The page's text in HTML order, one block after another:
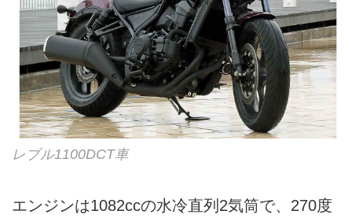
レブル1100DCT車
エンジンは1082ccの水冷直列2気筒で、270度